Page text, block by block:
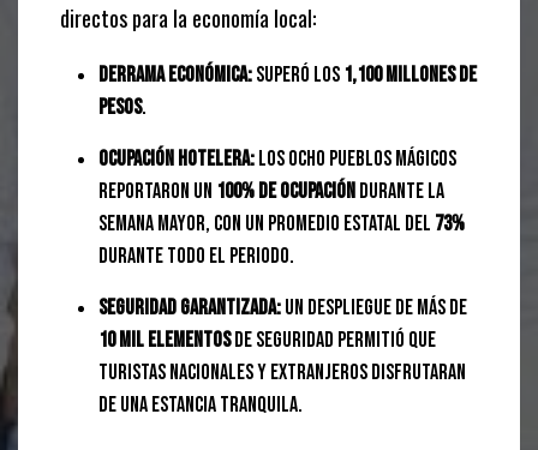
directos para la economía local:
Derrama económica:Superó los 1,100 millones de
pesos.
Ocupación hotelera:Los ocho Pueblos Mágicos
reportaron un 100% de ocupacióndurante la
Semana Mayor, con un promedio estatal del 73%
durante todo el periodo.
Seguridad garantizada:Un despliegue de más de
10 mil elementosde seguridad permitió que
turistas nacionales y extranjeros disfrutaran
de una estancia tranquila.